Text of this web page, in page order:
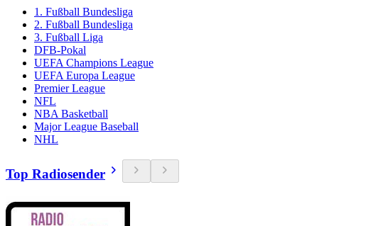
1. Fußball Bundesliga
2. Fußball Bundesliga
3. Fußball Liga
DFB-Pokal
UEFA Champions League
UEFA Europa League
Premier League
NFL
NBA Basketball
Major League Baseball
NHL
Top Radiosender